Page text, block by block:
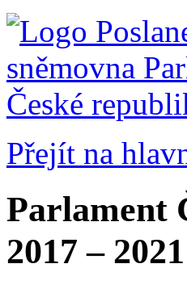
Přejít na
Parlament
2017 – 2021